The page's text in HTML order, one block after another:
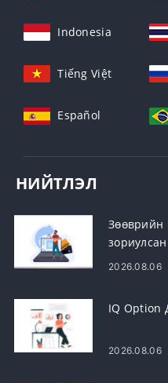
Indonesia
Tiếng Việt
Español
НИЙТЛЭЛ
Зөөврийн
аваад
2026.08.06
IQ Option
2026.08.06